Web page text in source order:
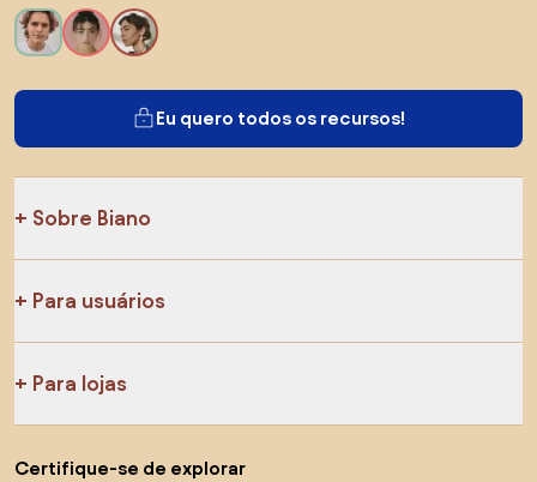
Eu quero todos os recursos!
Sobre Biano
Para usuários
Para lojas
Certifique-se de explorar